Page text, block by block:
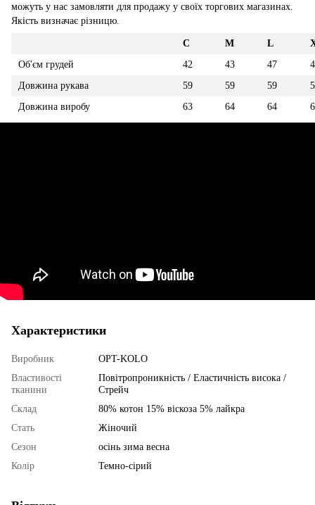
можуть у нас замовляти для продажу у своїх торгових магазинах.
Якість визначає різницю.
С М L
Об'єм грудей
42 43 47
Довжина рукава
59 59 59
Довжина виробу
63 64 64
Характеристики
Виробник
OPT-KOLO
Властивості
тканини
Повітропроникність / Еластичність висока /
Стрейч
Склад
80% котон 15% віскоза 5% лайкра
Стать
Жіночий
Сезон
осінь зима весна
Колір
Темно-сірий